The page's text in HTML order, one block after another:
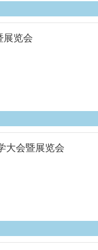
展览会
大会暨展览会